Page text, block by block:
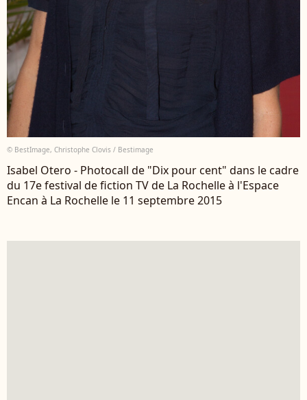
© BestImage, Christophe Clovis / Bestimage
Isabel Otero - Photocall de "Dix pour cent" dans le cadre
du 17e festival de fiction TV de La Rochelle à l'Espace
Encan à La Rochelle le 11 septembre 2015